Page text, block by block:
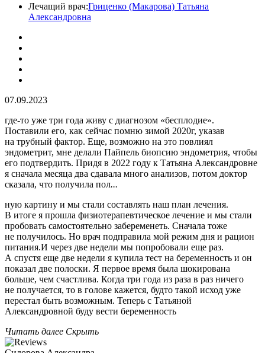
Лечащий врач:Гриценко (Макарова) Татьяна
Александровна
07.09.2023
где-то уже три года живу с диагнозом «бесплодие».
Поставили его, как сейчас помню зимой 2020г, указав
на трубный фактор. Еще, возможно на это повлиял
эндометрит, мне делали Пайпель биопсию эндометрия, чтобы
его подтвердить. Придя в 2022 году к Татьяна Александровне
я сначала месяца два сдавала много анализов, потом доктор
сказала, что получила пол...
ную картину и мы стали составлять наш план лечения.
В итоге я прошла физиотерапевтическое лечение и мы стали
пробовать самостоятельно забеременеть. Сначала тоже
не получилось. Но врач подправила мой режим дня и рацион
питания.И через две недели мы попробовали еще раз.
А спустя еще две недели я купила тест на беременность и он
показал две полоски. Я первое время была шокирована
больше, чем счастлива. Когда три года из раза в раз ничего
не получается, то в голове кажется, будто такой исход уже
перестал быть возможным. Теперь с Татьяной
Александровной буду вести беременность
Читать далее Скрыть